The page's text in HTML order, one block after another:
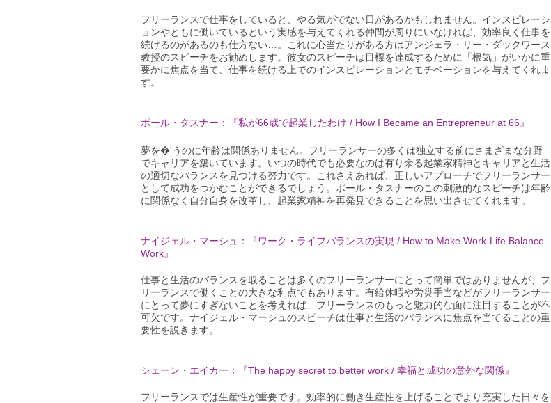
フリーランスで仕事をしていると、やる気がでない日があるかもしれません。インスピレーシ
ョンやともに働いているという実感を与えてくれる仲間が周りにいなければ、効率良く仕事を
続けるのがあるのも仕方ない…。これに心当たりがある方はアンジェラ・リー・ダックワース
教授のスピーチをお勧めします。彼女のスピーチは目標を達成するために「根気」がいかに重
要かに焦点を当て、仕事を続ける上でのインスピレーションとモチベーションを与えてくれま
す。
ポール・タスナー：『私が66歳で起業したわけ / How I Became an Entrepreneur at 66』
夢を�'うのに年齢は関係ありません。フリーランサーの多くは独立する前にさまざまな分野
でキャリアを築いています。いつの時代でも必要なのは有り余る起業家精神とキャリアと生活
の適切なバランスを見つける努力です。これさえあれば、正しいアプローチでフリーランサー
として成功をつかむことができるでしょう。ポール・タスナーのこの刺激的なスピーチは年齢
に関係なく自分自身を改革し、起業家精神を再発見できることを思い出させてくれます。
ナイジェル・マーシュ：『ワーク・ライフバランスの実現 / How to Make Work-Life Balance
Work』
仕事と生活のバランスを取ることは多くのフリーランサーにとって簡単ではありませんが、フ
リーランスで働くことの大きな利点でもあります。有給休暇や労災手当などがフリーランサー
にとって夢にすぎないことを考えれば、フリーランスのもっと魅力的な面に注目することが不
可欠です。ナイジェル・マーシュのスピーチは仕事と生活のバランスに焦点を当てることの重
要性を説きます。
シェーン・エイカー：『The happy secret to better work / 幸福と成功の意外な関係』
フリーランスでは生産性が重要です。効率的に働き生産性を上げることでより充実した日々を